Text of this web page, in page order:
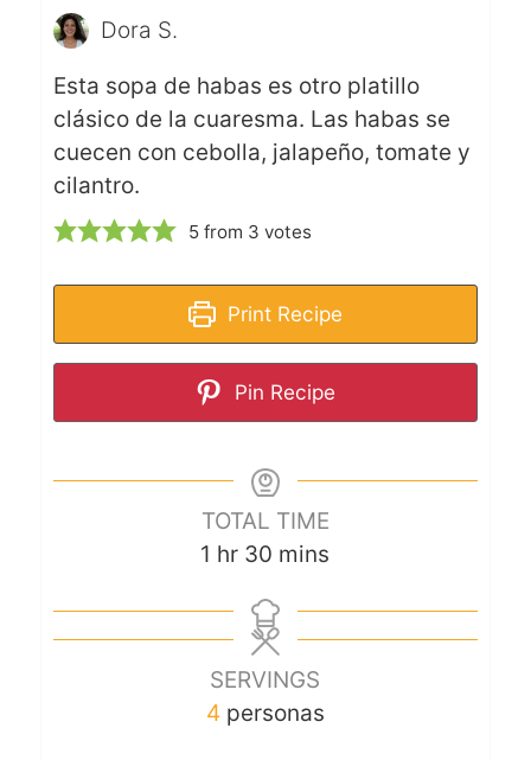
Dora S.
Esta sopa de habas es otro platillo
clásico de la cuaresma. Las habas se
cuecen con cebolla, jalapeño, tomate y
cilantro.
5 from 3 votes
Print Recipe
Pin Recipe
TOTAL TIME
1 hr 30 mins
SERVINGS
4 personas